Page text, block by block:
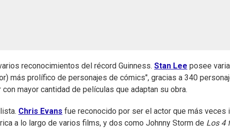
reconocimientos del récord Guinness. Stan Lee posee
más prolífico de personajes de cómics", gracias a 340
mayor cantidad de películas que adaptan su obra.
Chris Evans fue reconocido por ser el actor que más veces
a lo largo de varios films, y dos como Johnny Storm de Los 4